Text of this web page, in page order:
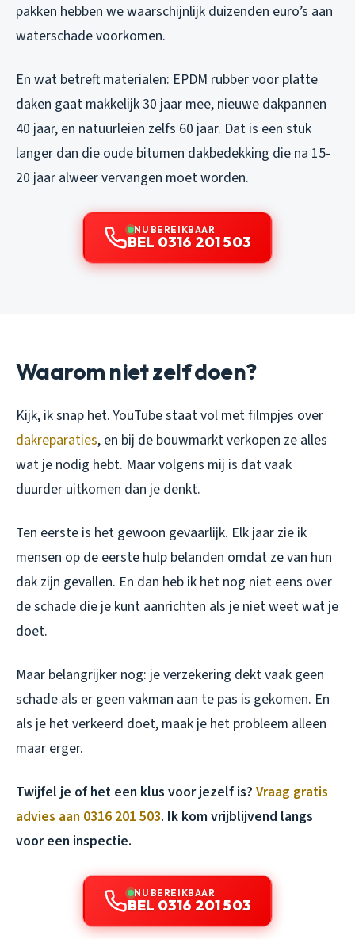
pakken hebben we waarschijnlijk duizenden euro’s aan
waterschade voorkomen.
En wat betreft materialen: EPDM rubber voor platte
daken gaat makkelijk 30 jaar mee, nieuwe dakpannen
40 jaar, en natuurleien zelfs 60 jaar. Dat is een stuk
langer dan die oude bitumen dakbedekking die na 15-
20 jaar alweer vervangen moet worden.
NU BEREIKBAAR
BEL 0316 201 503
Waarom niet zelf doen?
Kijk, ik snap het. YouTube staat vol met filmpjes over
dakreparaties, en bij de bouwmarkt verkopen ze alles
wat je nodig hebt. Maar volgens mij is dat vaak
duurder uitkomen dan je denkt.
Ten eerste is het gewoon gevaarlijk. Elk jaar zie ik
mensen op de eerste hulp belanden omdat ze van hun
dak zijn gevallen. En dan heb ik het nog niet eens over
de schade die je kunt aanrichten als je niet weet wat je
doet.
Maar belangrijker nog: je verzekering dekt vaak geen
schade als er geen vakman aan te pas is gekomen. En
als je het verkeerd doet, maak je het probleem alleen
maar erger.
Twijfel je of het een klus voor jezelf is? Vraag gratis
advies aan 0316 201 503. Ik kom vrijblijvend langs
voor een inspectie.
NU BEREIKBAAR
BEL 0316 201 503